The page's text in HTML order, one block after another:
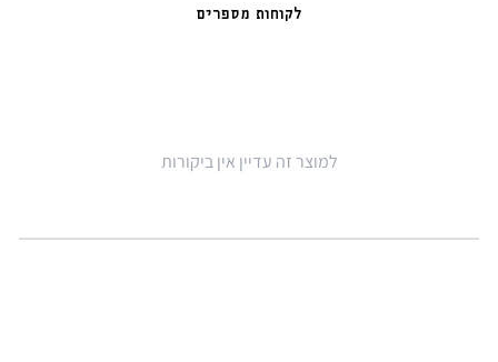
לקוחות מספרים
למוצר זה עדיין אין ביקורות